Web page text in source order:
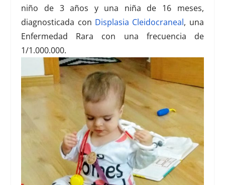
niño de 3 años y una niña de 16 meses,
diagnosticada con Displasia Cleidocraneal, una
Enfermedad Rara con una frecuencia de
1/1.000.000.